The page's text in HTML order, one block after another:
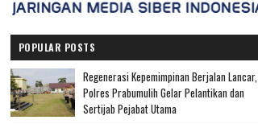
POPULAR POSTS
Regenerasi Kepemimpinan Berjalan Lancar,
Polres Prabumulih Gelar Pelantikan dan
Sertijab Pejabat Utama